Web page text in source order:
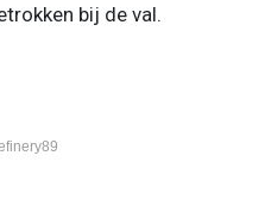
bij de val.